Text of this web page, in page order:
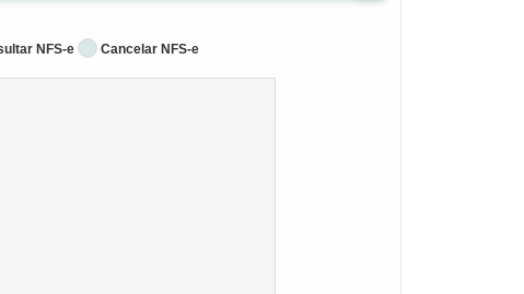
NFS-e Cancelar NFS-e